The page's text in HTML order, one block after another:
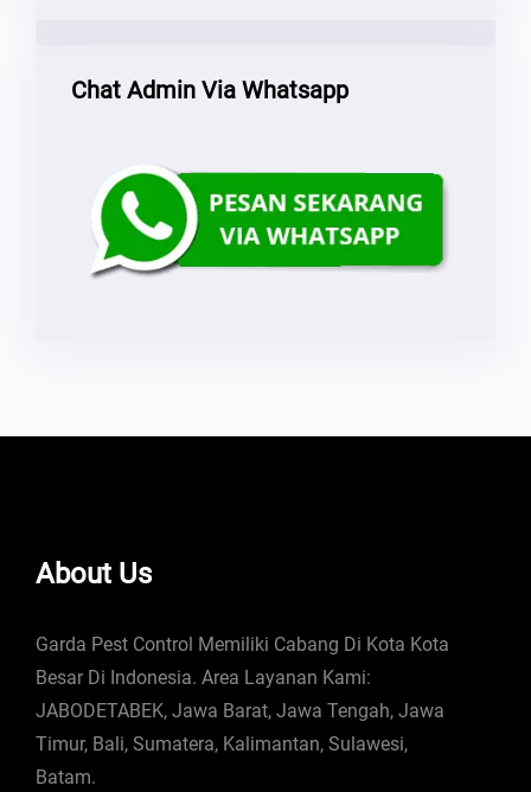
Chat Admin Via Whatsapp
About Us
Garda Pest Control Memiliki Cabang Di Kota Kota
Besar Di Indonesia. Area Layanan Kami:
JABODETABEK, Jawa Barat, Jawa Tengah, Jawa
Timur, Bali, Sumatera, Kalimantan, Sulawesi,
Batam.